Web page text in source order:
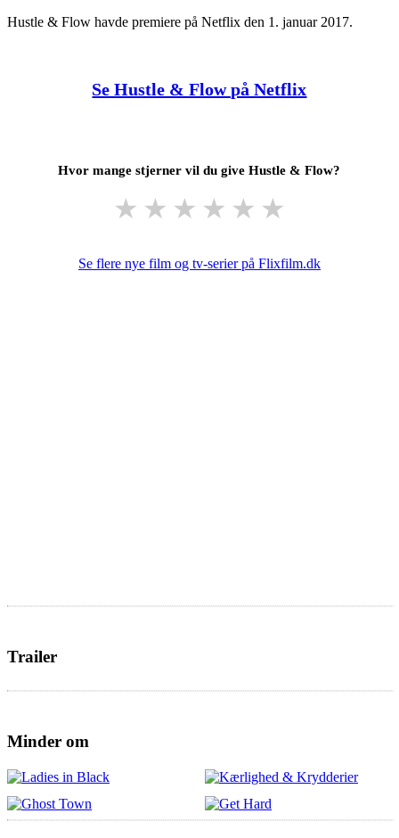
Hustle & Flow havde premiere på Netflix den 1. januar 2017.
Se Hustle & Flow på Netflix
Hvor mange stjerner vil du give Hustle & Flow?
★ ★ ★ ★ ★ ★
Se flere nye film og tv-serier på Flixfilm.dk
Trailer
Minder om